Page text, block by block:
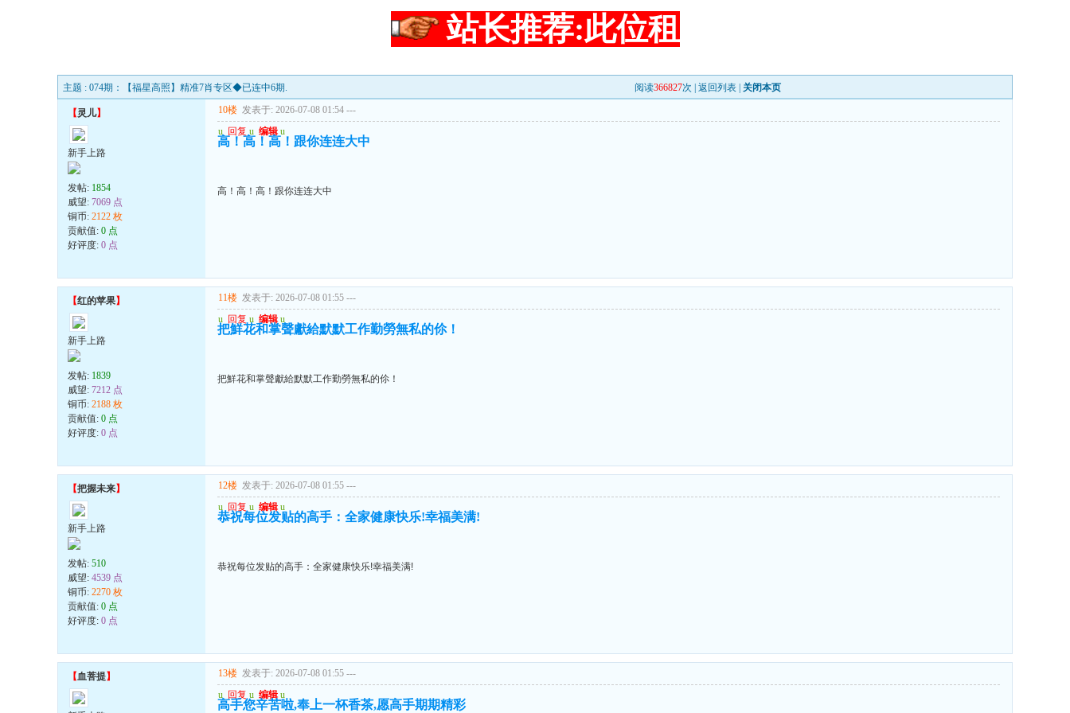
站长推荐:此位租
主题 : 074期：【福星高照】精准7肖专区◆已连中6期. 阅读366827次 | 返回列表 关闭本页
【灵儿】
新手上路
发帖: 1854
威望: 7069 点
铜币: 2122 枚
贡献值: 0 点
好评度: 0 点
10楼 发表于: 2026-07-08 01:54 ---
u 回复 u 编辑 u
高！高！高！跟你连连大中
高！高！高！跟你连连大中
【红的苹果】
新手上路
发帖: 1839
威望: 7212 点
铜币: 2188 枚
贡献值: 0 点
好评度: 0 点
11楼 发表于: 2026-07-08 01:55 ---
u 回复 u 编辑 u
把鮮花和掌聲獻給默默工作勤勞無私的伱！
把鮮花和掌聲獻給默默工作勤勞無私的伱！
【把握未来】
新手上路
发帖: 510
威望: 4539 点
铜币: 2270 枚
贡献值: 0 点
好评度: 0 点
12楼 发表于: 2026-07-08 01:55 ---
u 回复 u 编辑 u
恭祝每位发贴的高手：全家健康快乐!幸福美满!
恭祝每位发贴的高手：全家健康快乐!幸福美满!
【血菩提】 13楼 发表于: 2026-07-08 01:55 ---
u 回复 u 编辑 u
高手您辛苦啦,奉上一杯香茶,愿高手期期精彩